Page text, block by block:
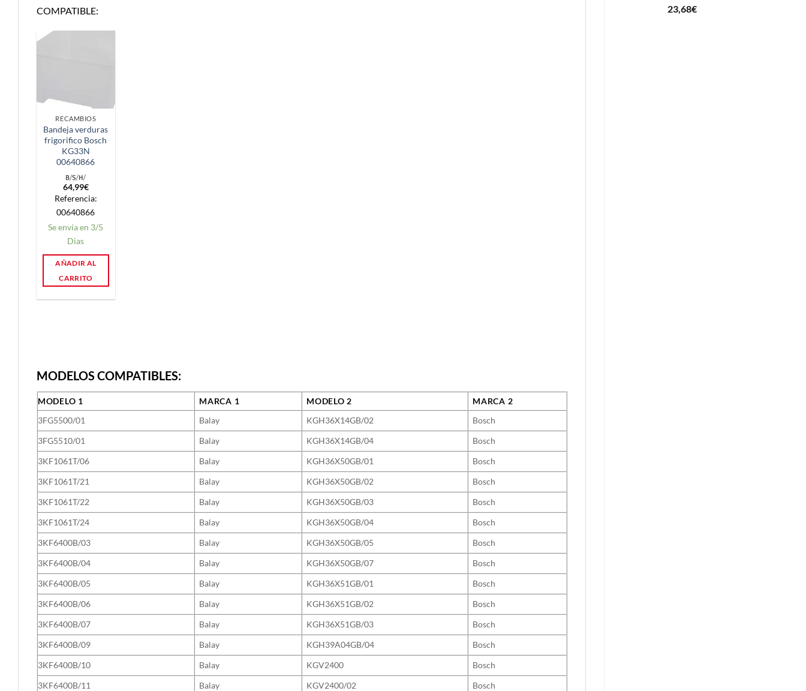
23,68€
COMPATIBLE:
RECAMBIOS
Bandeja verduras
frigorifico Bosch
KG33N
00640866
64,99€
Referencia:
00640866
Se envía en 3/5
Dias
AÑADIR AL
CARRITO
MODELOS COMPATIBLES:
MODELO 1 MARCA 1 MODELO 2
MARCA 2
3FG5500/01
Balay KGH36X14GB/02
Bosch
3FG5510/01
Balay KGH36X14GB/04
Bosch
3KF1061T/06
Balay KGH36X50GB/01
Bosch
3KF1061T/21
Balay KGH36X50GB/02
Bosch
3KF1061T/22
Balay KGH36X50GB/03
Bosch
3KF1061T/24
Balay KGH36X50GB/04
Bosch
3KF6400B/03
Balay KGH36X50GB/05
Bosch
3KF6400B/04
Balay KGH36X50GB/07
Bosch
3KF6400B/05
Balay KGH36X51GB/01
Bosch
3KF6400B/06
Balay KGH36X51GB/02
Bosch
3KF6400B/07
Balay KGH36X51GB/03
Bosch
3KF6400B/09
Balay KGH39A04GB/04
Bosch
3KF6400B/10
Balay KGV2400
Bosch
3KF6400B/11
Balay KGV2400/02
Bosch